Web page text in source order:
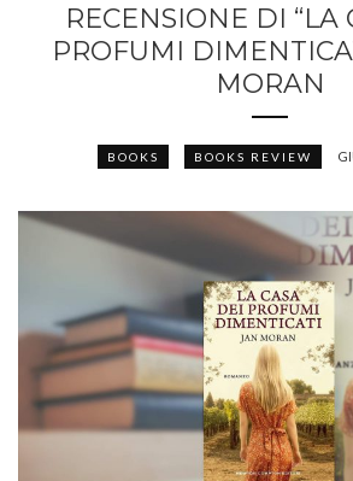
RECENSIONE DI “LA
PROFUMI
MORAN
BOOKS BOOKS REVIEW